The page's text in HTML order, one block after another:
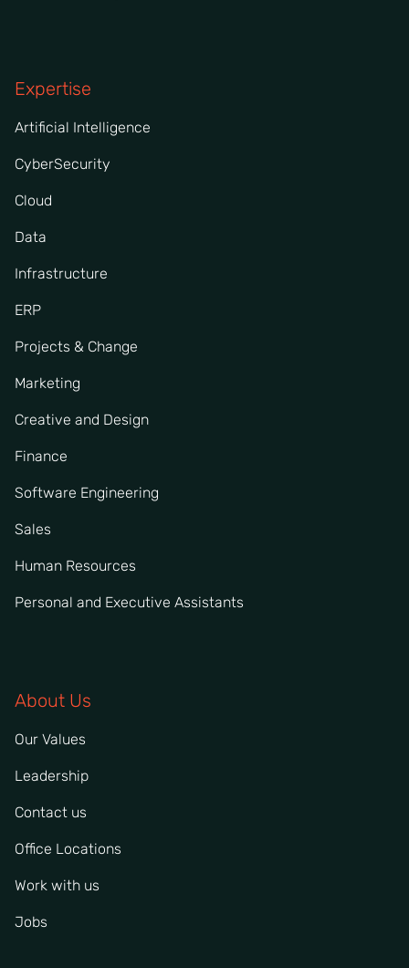
Expertise
Artificial Intelligence
CyberSecurity
Cloud
Data
Infrastructure
ERP
Projects & Change
Marketing
Creative and Design
Finance
Software Engineering
Sales
Human Resources
Personal and Executive Assistants
About Us
Our Values
Leadership
Contact us
Office Locations
Work with us
Jobs